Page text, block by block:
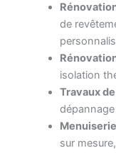
de
isolation
Travaux
sur